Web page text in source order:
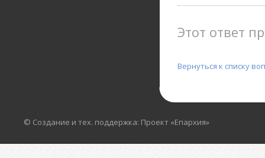
Этот ответ
Вернуться к списку
© Создание и тех. поддержка: Проект «Епархия»